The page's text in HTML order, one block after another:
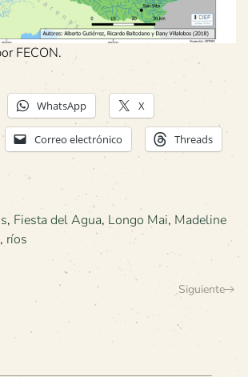
FECON.
WhatsApp X
Correo electrónico Threads
, Fiesta del Agua, Longo Mai, Madeline
, ríos
Siguiente